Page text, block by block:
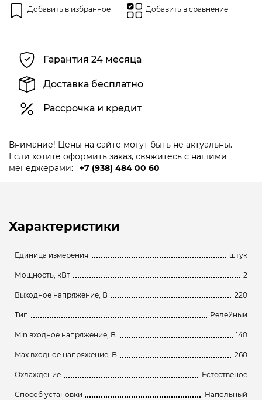
Добавить в избранное Добавить в сравнение
Гарантия 24 месяца
Доставка бесплатно
Рассрочка и кредит
Внимание! Цены на сайте могут быть не актуальны.
Если хотите оформить заказ, свяжитесь с нашими
менеджерами:
+7 (938) 484 00 60
Характеристики
Единица измерения штук
Мощность, кВт 2
Выходное напряжение, В 220
Тип Релейный
Min входное напряжение, В 140
Max входное напряжение, В 260
Охлаждение Естественое
Способ установки Напольный